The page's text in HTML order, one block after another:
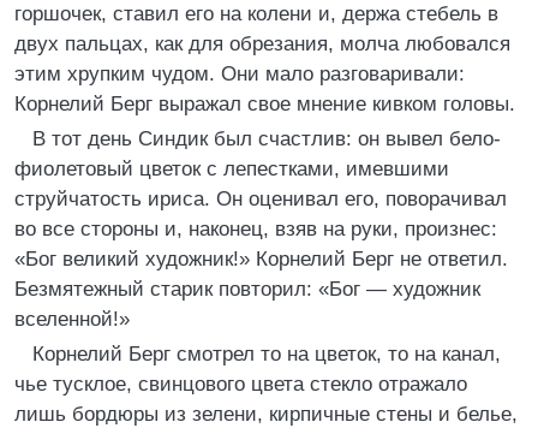
горшочек, ставил его на колени и, держа стебель в
двух пальцах, как для обрезания, молча любовался
этим хрупким чудом. Они мало разговаривали:
Корнелий Берг выражал свое мнение кивком головы.
В тот день Синдик был счастлив: он вывел бело-
фиолетовый цветок с лепестками, имевшими
струйчатость ириса. Он оценивал его, поворачивал
во все стороны и, наконец, взяв на руки, произнес:
«Бог великий художник!» Корнелий Берг не ответил.
Безмятежный старик повторил: «Бог — художник
вселенной!»
Корнелий Берг смотрел то на цветок, то на канал,
чье тусклое, свинцового цвета стекло отражало
лишь бордюры из зелени, кирпичные стены и белье,